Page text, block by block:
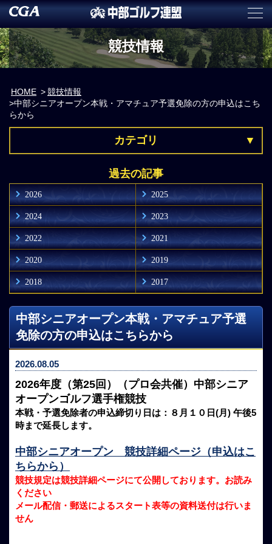
競技情報
HOME
競技情報
中部シニアオープン本戦・アマチュア予選免除の方の申込はこち
らから
カテゴリ
過去の記事
2026 2025
2024 2023
2022 2021
2020 2019
2018 2017
中部シニアオープン本戦・アマチュア予選
免除の方の申込はこちらから
2026.08.05
2026年度（第25回）（プロ会共催）中部シニア
オープンゴルフ選手権競技
本戦・予選免除者の申込締切り日は：８月１０日(月) 午後5
時まで延長します。
中部シニアオープン 競技詳細ページ（申込はこ
ちらから）
競技規定は競技詳細ページにて公開しております。お読み
ください
メール配信・郵送によるスタート表等の資料送付は行いま
せん